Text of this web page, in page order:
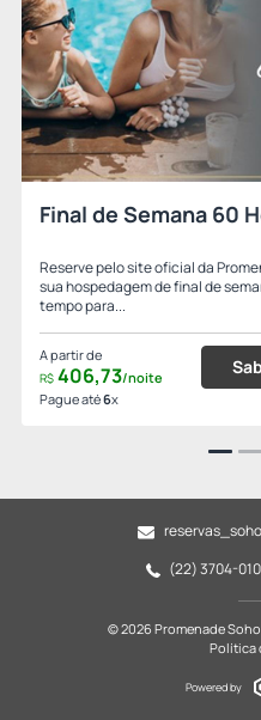
Final de Semana 60
Reserve pelo site oficial da
sua hospedagem de final de
tempo para...
A partir de
R$ 406,73/noite
Pague até6x
(22) 3704-
© 2026 Promenade
Política
Powered by